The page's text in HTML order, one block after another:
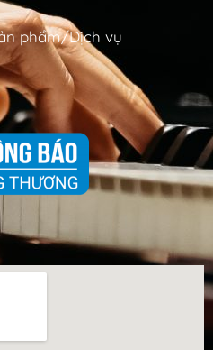
phẩm/Dịch vụ